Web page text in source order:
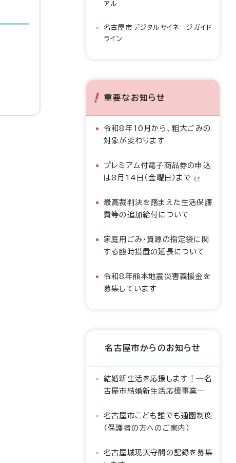
アル
名古屋市デジタルサイネージガイド
ライン
重要なお知らせ
令和8年10月から、粗大ごみの
対象が変わります
プレミアム付電子商品券の申込
は8月14日（金曜日）まで
最高裁判決を踏まえた生活保護
費等の追加給付について
家庭用ごみ・資源の指定袋に関
する臨時措置の延長について
令和8年熊本地震災害義援金を
募集しています
名古屋市からのお知らせ
結婚新生活を応援します！―名
古屋市結婚新生活応援事業―
名古屋市こども誰でも通園制度
（保護者の方へのご案内）
名古屋城現天守閣の記録を募集